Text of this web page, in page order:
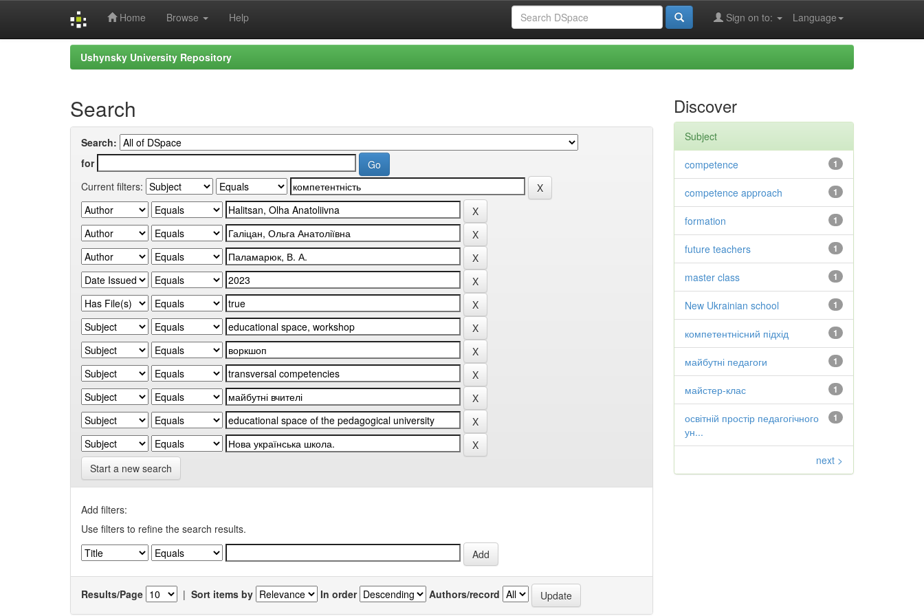
Home Browse Help Language
Sign on to:
Ushynsky University Repository
Search
Search:
for
Current filters:
Start a new search
Add filters:
Use filters to refine the search results.
Results/Page | Sort items by In order Authors/record
Discover
Subject
1
competence
1
competence approach
1
formation
1
future teachers
1
master class
1
New Ukrainian school
1
компетентнісний підхід
1
майбутні педагоги
1
майстер-клас
1
освітній простір педагогічного
ун...
next >